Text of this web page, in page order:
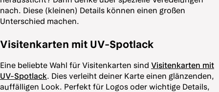
nach. Diese (kleinen) Details können einen großen
Unterschied machen.
Visitenkarten mit UV-Spotlack
Eine beliebte Wahl für Visitenkarten sind Visitenkarten mit
UV-Spotlack. Dies verleiht deiner Karte einen glänzenden,
auffälligen Look. Perfekt für Logos oder wichtige Details,